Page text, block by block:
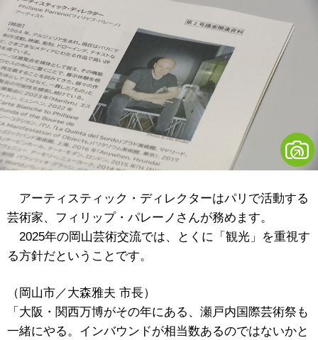
アーティスティック・ディレクターはパリで活動する
芸術家、フィリップ・パレーノさんが務めます。
2025年の岡山芸術交流では、とくに「観光」を重視す
る方針だということです。
（岡山市／大森雅夫 市長）
「大阪・関西万博がその年にある、瀬戸内国際芸術祭も
一緒にやる。インバウンドが相当数あるのではないかと